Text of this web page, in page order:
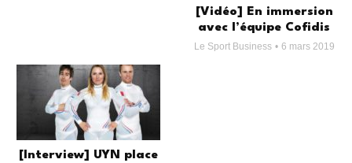
[Vidéo] En immersion
avec l’équipe Cofidis
Le Sport Business 6 mars 2019
[Interview] UYN place